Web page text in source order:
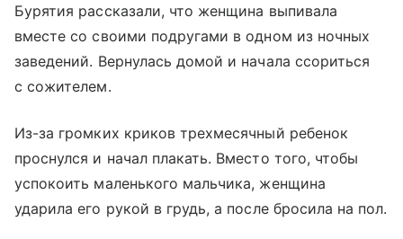
Бурятия рассказали, что женщина выпивала
вместе со своими подругами в одном из ночных
заведений. Вернулась домой и начала ссориться
с сожителем.
Из-за громких криков трехмесячный ребенок
проснулся и начал плакать. Вместо того, чтобы
успокоить маленького мальчика, женщина
ударила его рукой в грудь, а после бросила на пол.